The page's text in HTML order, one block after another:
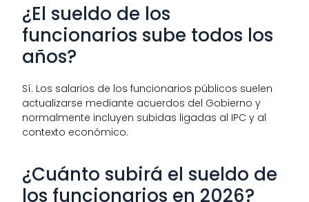
¿El sueldo de los
funcionarios sube todos los
años?
Sí. Los salarios de los funcionarios públicos suelen
actualizarse mediante acuerdos del Gobierno y
normalmente incluyen subidas ligadas al IPC y al
contexto económico.
¿Cuánto subirá el sueldo de
los funcionarios en 2026?